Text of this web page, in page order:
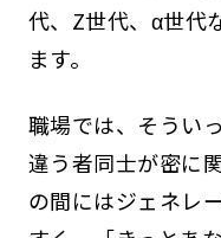
代、Z世代、α世代
ます。
職場では、そうい
違う者同士が密に
の間にはジェネレ